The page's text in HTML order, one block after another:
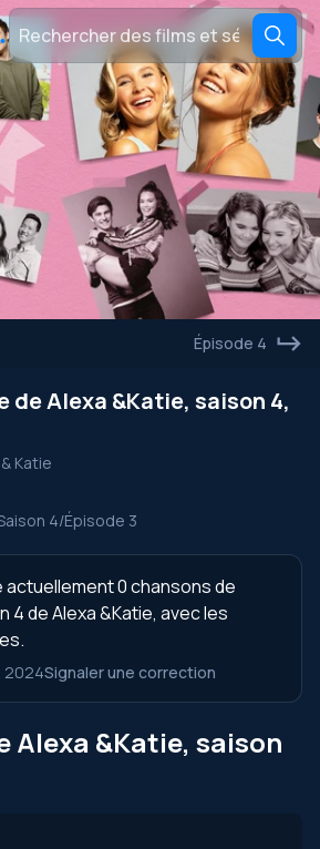
Épisode 4
de Alexa &Katie, saison 4,
Katie
4/Épisode 3
0 chansons de
4 de Alexa &Katie, avec les
2024Signaler une correction
Alexa &Katie, saison